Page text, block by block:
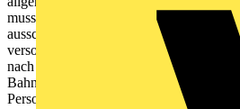
muss sich nach einer einstellbaren Zeit
ausschalten, wenn sie von der
versorgt wird. 2 Für oberirdische
nach Evakuierungskonzept auch 1h
Bahn hat eigene Bestimmungen für
Personen verkehrs anlagen 954.9103 3